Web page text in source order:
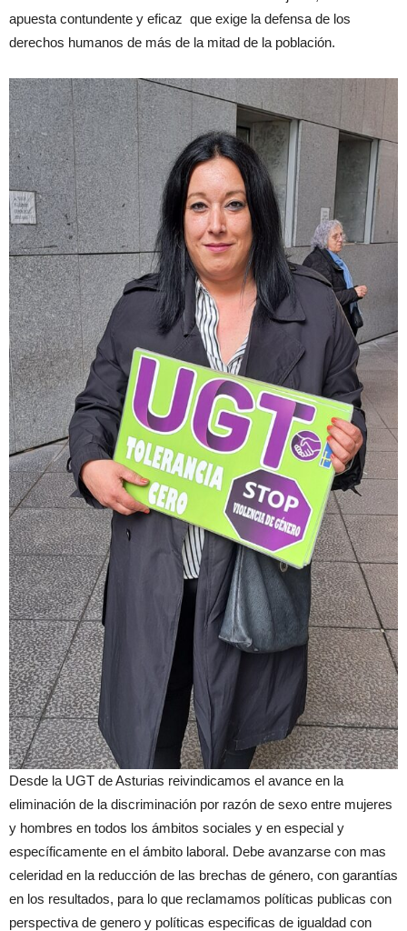
apuesta contundente y eficaz que exige la defensa de los
derechos humanos de más de la mitad de la población.
Desde la UGT de Asturias reivindicamos el avance en la
eliminación de la discriminación por razón de sexo entre mujeres
y hombres en todos los ámbitos sociales y en especial y
específicamente en el ámbito laboral. Debe avanzarse con mas
celeridad en la reducción de las brechas de género, con garantías
en los resultados, para lo que reclamamos políticas publicas con
perspectiva de genero y políticas especificas de igualdad con